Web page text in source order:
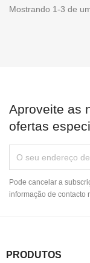
Mostrando 1-3 de
Aproveite as
ofertas
Pode cancelar a
informação de contacto
PRODUTOS